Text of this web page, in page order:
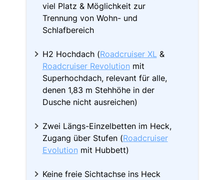
viel Platz & Möglichkeit zur
Trennung von Wohn- und
Schlafbereich
H2 Hochdach (Roadcruiser XL &
Roadcruiser Revolution mit
Superhochdach, relevant für alle,
denen 1,83 m Stehhöhe in der
Dusche nicht ausreichen)
Zwei Längs-Einzelbetten im Heck,
Zugang über Stufen (Roadcruiser
Evolution mit Hubbett)
Keine freie Sichtachse ins Heck